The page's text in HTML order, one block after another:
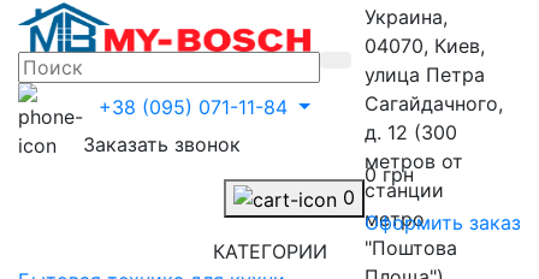
Украина,
04070, Киев,
улица Петра
Сагайдачного,
д. 12 (300
метров от
станции
метро
"Поштова
+38 (095) 071-11-84
Заказать звонок
0
0 грн
Оформить заказ
КАТЕГОРИИ